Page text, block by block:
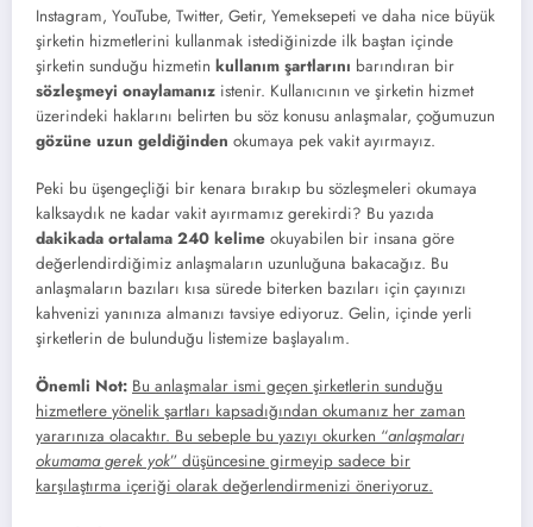
Instagram, YouTube, Twitter, Getir, Yemeksepeti ve daha nice büyük
şirketin hizmetlerini kullanmak istediğinizde ilk baştan içinde
şirketin sunduğu hizmetin kullanım şartlarını barındıran bir
sözleşmeyi onaylamanız istenir. Kullanıcının ve şirketin hizmet
üzerindeki haklarını belirten bu söz konusu anlaşmalar, çoğumuzun
gözüne uzun geldiğinden okumaya pek vakit ayırmayız.
Peki bu üşengeçliği bir kenara bırakıp bu sözleşmeleri okumaya
kalksaydık ne kadar vakit ayırmamız gerekirdi? Bu yazıda
dakikada ortalama 240 kelime okuyabilen bir insana göre
değerlendirdiğimiz anlaşmaların uzunluğuna bakacağız. Bu
anlaşmaların bazıları kısa sürede biterken bazıları için çayınızı
kahvenizi yanınıza almanızı tavsiye ediyoruz. Gelin, içinde yerli
şirketlerin de bulunduğu listemize başlayalım.
Önemli Not: Bu anlaşmalar ismi geçen şirketlerin sunduğu
hizmetlere yönelik şartları kapsadığından okumanız her zaman
yararınıza olacaktır. Bu sebeple bu yazıyı okurken “anlaşmaları
okumama gerek yok” düşüncesine girmeyip sadece bir
karşılaştırma içeriği olarak değerlendirmenizi öneriyoruz.